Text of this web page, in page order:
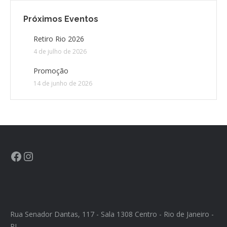
CONTRIBUIÇÕES
HISTÓRIA DE CCA/BR
Próximos Eventos
Retiro Rio 2026
4 de julho de 2026
Promoção
14 de junho de 2026
Rua Senador Dantas, 117 - Sala 1308 Centro - Rio de Janeiro -